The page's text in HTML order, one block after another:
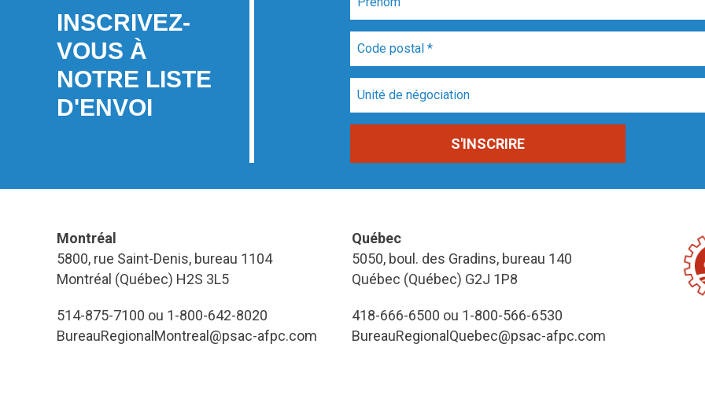
INSCRIVEZ-
VOUS À
NOTRE LISTE
D'ENVOI
Montréal
5800, rue Saint-Denis, bureau 1104
Montréal (Québec) H2S 3L5
514-875-7100 ou 1-800-642-8020
BureauRegionalMontreal@psac-afpc.com
Québec
5050, boul. des Gradins, bureau 140
Québec (Québec) G2J 1P8
418-666-6500 ou 1-800-566-6530
BureauRegionalQuebec@psac-afpc.com